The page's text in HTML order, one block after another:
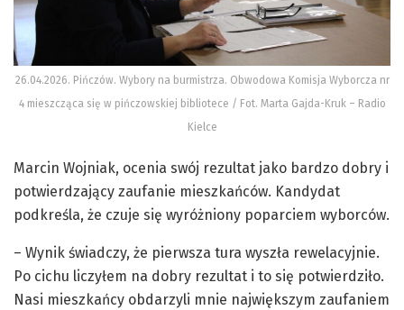
26.04.2026. Pińczów. Wybory na burmistrza. Obwodowa Komisja Wyborcza nr
4 mieszcząca się w pińczowskiej bibliotece / Fot. Marta Gajda-Kruk – Radio
Kielce
Marcin Wojniak, ocenia swój rezultat jako bardzo dobry i
potwierdzający zaufanie mieszkańców. Kandydat
podkreśla, że czuje się wyróżniony poparciem wyborców.
– Wynik świadczy, że pierwsza tura wyszła rewelacyjnie.
Po cichu liczyłem na dobry rezultat i to się potwierdziło.
Nasi mieszkańcy obdarzyli mnie największym zaufaniem